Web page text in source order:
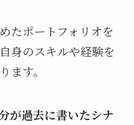
たポートフォリオを
身のスキルや経験を
ます。
が過去に書いたシナ